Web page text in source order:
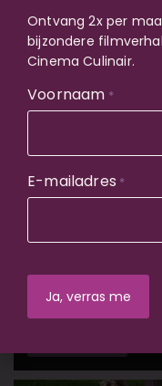
Groningen
Chef
Film met diner
maken en hun hart
Ontvang 2x per
bijzondere
Cinema Culinair.
Voornaam *
E-mailadres *